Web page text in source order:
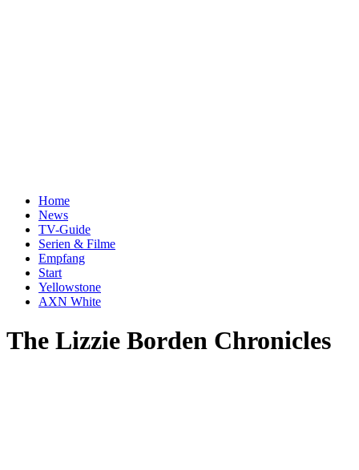
Home
News
TV-Guide
Serien & Filme
Empfang
Start
Yellowstone
AXN White
The Lizzie Borden Chronicles